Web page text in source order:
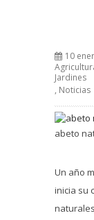
10
Jardines
, Noticias
abeto
Un año
inicia su